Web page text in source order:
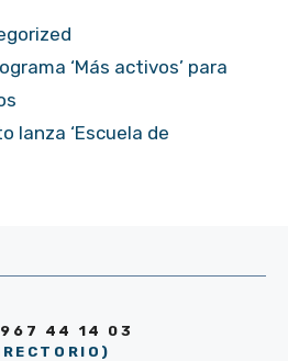
‘Más activos’ para
lanza ‘Escuela de
44 14 03